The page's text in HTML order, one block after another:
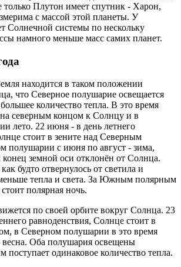
только Плутон имеет спутник - Харон,
с массой этой планеты. У
Солнечной системы по нескольку
намного меньше масс самих планет.
находится в таком положении
что Северное полушарие освещается
количество тепла. В это время
северным концом к Солнцу и в
лето. 22 июня - в день летнего
стоит в зените над Северным
с июня по август - зима,
земной оси отклонён от Солнца.
будто отвернулось от светила и
тепла и света. За Южным полярным
полярная ночь.
по своей орбите вокруг Солнца. 23
равноденствия, Солнце стоит в
в Северном полушарии в это время
Оба полушария освещены
поступает одинаковое количество тепла.